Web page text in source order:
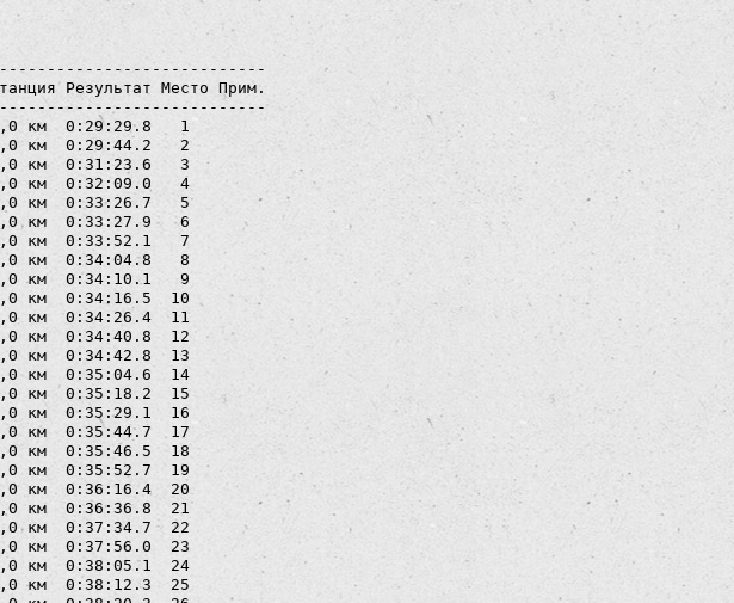
Результат Место Прим.
км  0:29:29.8   1
км  0:29:44.2   2
км  0:31:23.6   3
км  0:32:09.0   4
км  0:33:26.7   5
км  0:33:27.9   6
км  0:33:52.1   7
км  0:34:04.8   8
км  0:34:10.1   9
км  0:34:16.5  10
км  0:34:26.4  11
км  0:34:40.8  12
км  0:34:42.8  13
км  0:35:04.6  14
км  0:35:18.2  15
км  0:35:29.1  16
км  0:35:44.7  17
км  0:35:46.5  18
км  0:35:52.7  19
км  0:36:16.4  20
км  0:36:36.8  21
км  0:37:34.7  22
км  0:37:56.0  23
км  0:38:05.1  24
км  0:38:12.3  25